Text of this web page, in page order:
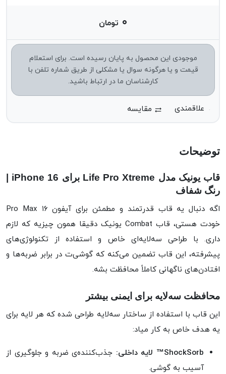
۰ تومان
موجودی این محصول به پایان رسیده است. برای استعلام
قیمت و یا هرگونه سوال یا مشکلی از طریق شماره تلفن با
کارشناسان ما در ارتباط باشید.
مقایسه
توضیحات
قاب یونیک مدل Life Pro Xtreme برای iPhone 16 |
رنگ شفاف
اگه دنبال یه قاب قدرتمند و مطمئن برای آیفون ۱۶ Pro Max
خودت هستی، قاب Combat یونیک دقیقا همون چیزیه که لازم
داری. با طراحی سه‌لایه‌ای خاص و استفاده از تکنولوژی‌های
پیشرفته، این قاب تضمین می‌کنه که گوشی‌ت در برابر ضربه‌ها و
افتادن‌های ناگهانی کاملاً محافظت بشه.
محافظت سه‌لایه برای ایمنی بیشتر
این قاب با استفاده از ساختار سه‌لایه طراحی شده که هر لایه برای
یه هدف خاص به کار میاد:
ShockSorb™ لایه داخلی:
جذب‌کننده‌ی ضربه و جلوگیری از
آسیب به گوشی.